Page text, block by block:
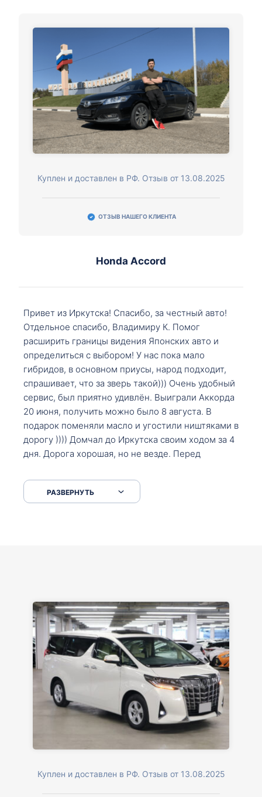
Куплен и доставлен в РФ. Отзыв от 13.08.2025
ОТЗЫВ НАШЕГО КЛИЕНТА
Honda Accord
Привет из Иркутска! Спасибо, за честный авто!
Отдельное спасибо, Владимиру К. Помог
расширить границы видения Японских авто и
определиться с выбором! У нас пока мало
гибридов, в основном приусы, народ подходит,
спрашивает, что за зверь такой))) Очень удобный
сервис, был приятно удивлён. Выиграли Аккорда
20 июня, получить можно было 8 августа. В
подарок поменяли масло и угостили ништяками в
дорогу )))) Домчал до Иркутска своим ходом за 4
дня. Дорога хорошая, но не везде. Перед
серпантинах по пути следования.
РАЗВЕРНУТЬ
Куплен и доставлен в РФ. Отзыв от 13.08.2025